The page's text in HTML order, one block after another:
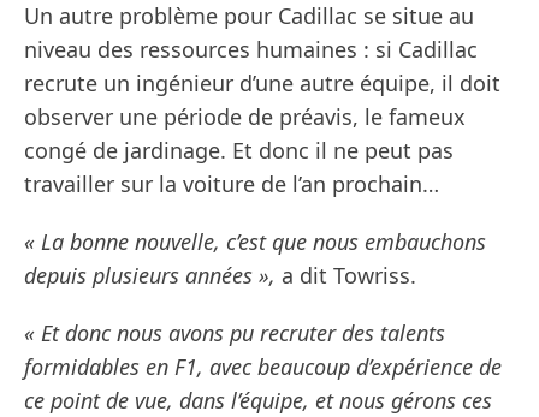
Un autre problème pour Cadillac se situe au
niveau des ressources humaines : si Cadillac
recrute un ingénieur d’une autre équipe, il doit
observer une période de préavis, le fameux
congé de jardinage. Et donc il ne peut pas
travailler sur la voiture de l’an prochain…
« La bonne nouvelle, c’est que nous embauchons
depuis plusieurs années », a dit Towriss.
« Et donc nous avons pu recruter des talents
formidables en F1, avec beaucoup d’expérience de
ce point de vue, dans l’équipe, et nous gérons ces